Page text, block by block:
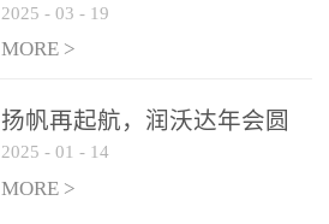
全国1/4 山东省碳排放强度持
续降低
2025 - 03 - 19
MORE >
扬帆再起航，润沃达年会圆
满结束！
2025 - 01 - 14
MORE >